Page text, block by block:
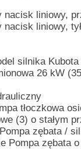
nacisk liniowy,
nacisk liniowy,
silnika
26 kW
tłoczkowa
(3) o stałym
zębata /
Pompa zębata